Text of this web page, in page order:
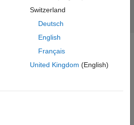
Switzerland
Deutsch
English
Français
United Kingdom (English)